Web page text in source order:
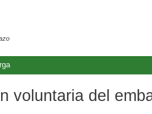
voluntaria del